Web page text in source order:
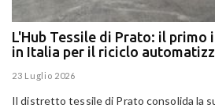
L'Hub Tessile di Prato: il
in Italia per il riciclo
23 Luglio 2026
Il distretto tessile di Prato consolida la